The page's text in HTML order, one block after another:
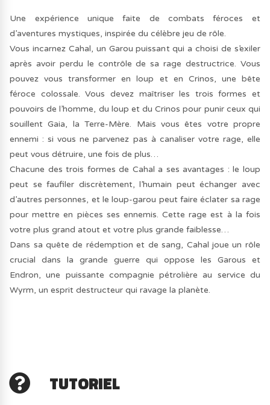
Une expérience unique faite de combats féroces et
d’aventures mystiques, inspirée du célèbre jeu de rôle.
Vous incarnez Cahal, un Garou puissant qui a choisi de s’exiler
après avoir perdu le contrôle de sa rage destructrice. Vous
pouvez vous transformer en loup et en Crinos, une bête
féroce colossale. Vous devez maîtriser les trois formes et
pouvoirs de l’homme, du loup et du Crinos pour punir ceux qui
souillent Gaia, la Terre-Mère. Mais vous êtes votre propre
ennemi : si vous ne parvenez pas à canaliser votre rage, elle
peut vous détruire, une fois de plus…
Chacune des trois formes de Cahal a ses avantages : le loup
peut se faufiler discrètement, l’humain peut échanger avec
d’autres personnes, et le loup-garou peut faire éclater sa rage
pour mettre en pièces ses ennemis. Cette rage est à la fois
votre plus grand atout et votre plus grande faiblesse…
Dans sa quête de rédemption et de sang, Cahal joue un rôle
crucial dans la grande guerre qui oppose les Garous et
Endron, une puissante compagnie pétrolière au service du
Wyrm, un esprit destructeur qui ravage la planète.
TUTORIEL